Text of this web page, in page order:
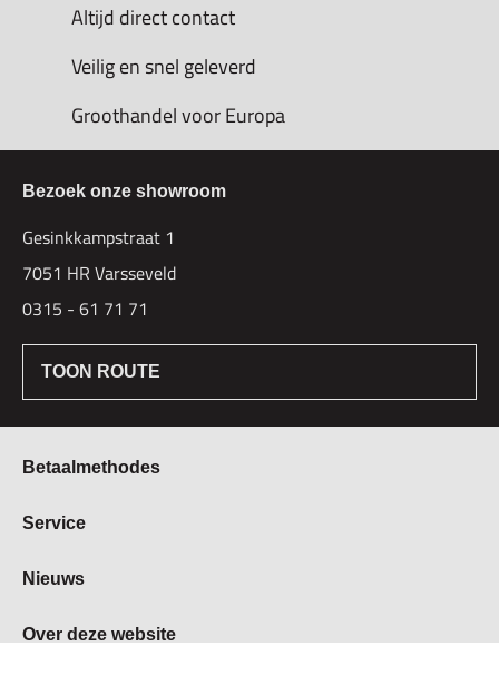
Altijd direct contact
Veilig en snel geleverd
Groothandel voor Europa
Bezoek onze showroom
Gesinkkampstraat 1
7051 HR Varsseveld
0315 - 61 71 71
TOON ROUTE
Betaalmethodes
Bestellen & Betalen
Contract herroepen
Levertijden
Service
Over Hogetex
FAQ
Nieuws
Beurzen
Over deze website